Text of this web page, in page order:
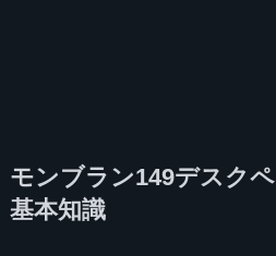
モンブラン149デスク
基本知識